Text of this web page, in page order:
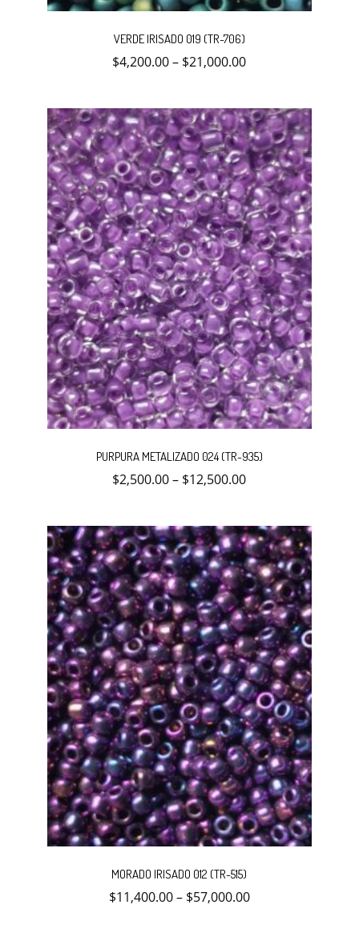
Este
tiene
múltiples
variantes.
se
pueden
elegir
en
la
página
de
producto
VERDE IRISADO 019 (TR-706)
$4,200.00– $21,000.00
Este
tiene
múltiples
variantes.
se
pueden
elegir
en
la
página
de
producto
PURPURA METALIZADO 024 (TR-935)
$2,500.00– $12,500.00
Este
tiene
múltiples
variantes.
MORADO IRISADO 012 (TR-515)
$11,400.00– $57,000.00